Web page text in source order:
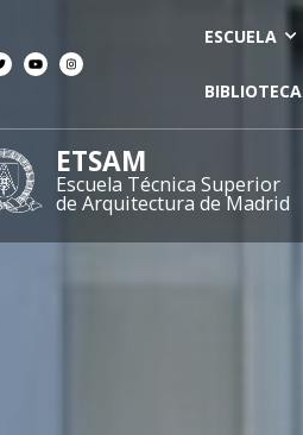
ESCUELA
BIBLIOTECA
ETSAM
Escuela Técnica Superior
de Arquitectura de Madrid